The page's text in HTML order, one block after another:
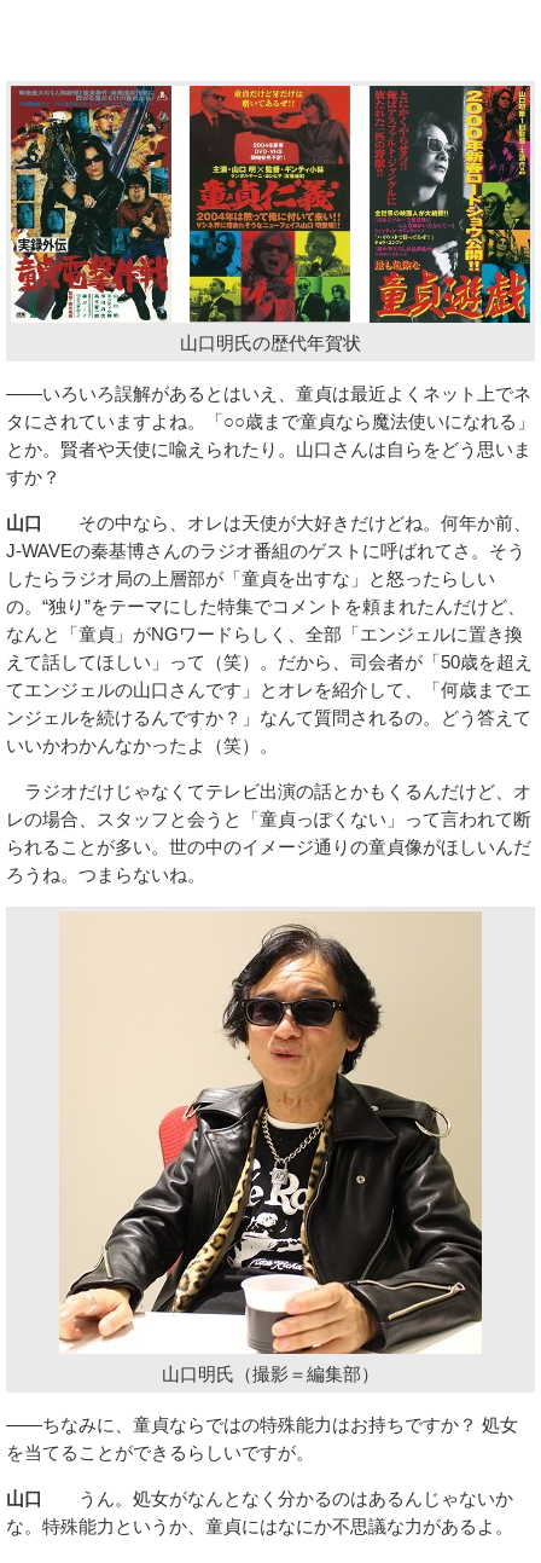
山口明氏の歴代年賀状
――いろいろ誤解があるとはいえ、童貞は最近よくネット上でネ
タにされていますよね。「○○歳まで童貞なら魔法使いになれる」
とか。賢者や天使に喩えられたり。山口さんは自らをどう思いま
すか？
山口
その中なら、オレは天使が大好きだけどね。何年か前、
J-WAVEの秦基博さんのラジオ番組のゲストに呼ばれてさ。そう
したらラジオ局の上層部が「童貞を出すな」と怒ったらしい
の。“独り”をテーマにした特集でコメントを頼まれたんだけど、
なんと「童貞」がNGワードらしく、全部「エンジェルに置き換
えて話してほしい」って（笑）。だから、司会者が「50歳を超え
てエンジェルの山口さんです」とオレを紹介して、「何歳までエ
ンジェルを続けるんですか？」なんて質問されるの。どう答えて
いいかわかんなかったよ（笑）。
ラジオだけじゃなくてテレビ出演の話とかもくるんだけど、オ
レの場合、スタッフと会うと「童貞っぽくない」って言われて断
られることが多い。世の中のイメージ通りの童貞像がほしいんだ
ろうね。つまらないね。
山口明氏（撮影＝編集部）
――ちなみに、童貞ならではの特殊能力はお持ちですか？ 処女
を当てることができるらしいですが。
山口
うん。処女がなんとなく分かるのはあるんじゃないか
な。特殊能力というか、童貞にはなにか不思議な力があるよ。